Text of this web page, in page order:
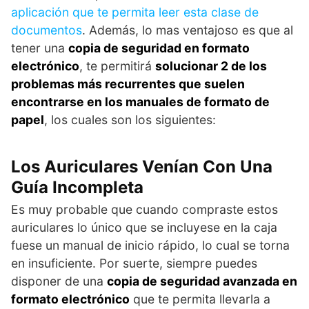
aplicación que te permita leer esta clase de
documentos. Además, lo mas ventajoso es que al
tener una copia de seguridad en formato
electrónico, te permitirá solucionar 2 de los
problemas más recurrentes que suelen
encontrarse en los manuales de formato de
papel, los cuales son los siguientes:
Los Auriculares Venían Con Una
Guía Incompleta
Es muy probable que cuando compraste estos
auriculares lo único que se incluyese en la caja
fuese un manual de inicio rápido, lo cual se torna
en insuficiente. Por suerte, siempre puedes
disponer de una copia de seguridad avanzada en
formato electrónico que te permita llevarla a